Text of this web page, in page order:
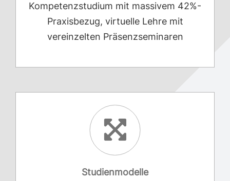
Kompetenzstudium mit massivem 42%-
Praxisbezug, virtuelle Lehre mit
vereinzelten Präsenzseminaren
Studienmodelle